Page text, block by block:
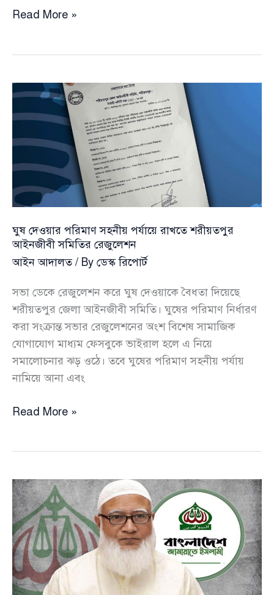
গৃহকর্মীদের
রাখার
আহ্বান
ডিএমপি
কমিশনারের
Read More »
ঘুষ দেওয়ার পরিমাণ সহনীয় পর্যায়ে রাখতে শরীয়তপুর
আইনজীবী সমিতির রেজুলেশন
আইন আদালত/ By ডেস্ক রিপোর্ট
সভা ডেকে রেজুলেশন করে ঘুষ দেওয়াকে বৈধতা দিয়েছে
শরীয়তপুর জেলা আইনজীবী সমিতি। ঘুষের পরিমাণ নির্ধারণ
করা সংক্রান্ত সভার রেজুলেশনের অংশ বিশেষ সামাজিক
যোগাযোগ মাধ্যম ফেসবুকে ভাইরাল হলে এ নিয়ে
সমালোচনার ঝড় ওঠে। তবে ঘুষের পরিমাণ সহনীয় পর্যায়
নামিয়ে আনা এবং
ঘুষ
পর্যায়ে
রাখতে
শরীয়তপুর
আইনজীবী
সমিতির
রেজুলেশন
Read More »